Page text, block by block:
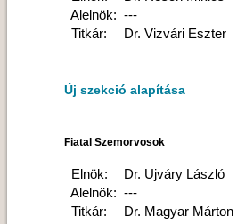
Alelnök:
Titkár:
---
Dr. Vizvári Eszter
Új szekció alapítása
Fiatal Szemorvosok
Elnök:
Alelnök:
Titkár:
Dr. Ujváry László
---
Dr. Magyar Márton